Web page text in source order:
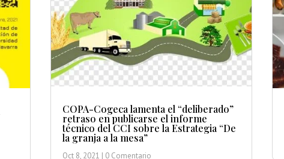
COPA-Cogeca lamenta el “deliberado”
retraso en publicarse el informe
técnico del CCI sobre la Estrategia “De
la granja a la mesa”
Oct 8, 2021 | 0 Comentario